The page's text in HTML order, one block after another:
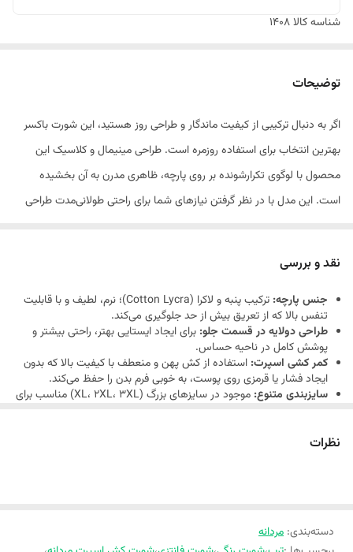
شناسه کالا1408
توضیحات
اگر به دنبال ترکیبی از کیفیت ماندگار و طراحی روز هستید، این شورت باکسر
بهترین انتخاب برای استفاده روزمره است. طراحی مینیمال و کلاسیک این
محصول با لوگوی تکرارشونده بر روی پارچه، ظاهری مدرن به آن بخشیده
است. این مدل با در نظر گرفتن نیازهای شما برای راحتی طولانی‌مدت طراحی
است.
نقد و بررسی
جنس پارچه:
ترکیب پنبه و لاکرا (Cotton Lycra)؛ نرم، لطیف و با قابلیت
تنفس بالا که از تعریق بیش از حد جلوگیری می‌کند.
طراحی دولایه در قسمت جلو: برای ایجاد ایستایی بهتر، راحتی بیشتر و
پوشش کامل در ناحیه حساس.
کمر کشی اسپرت: استفاده از کش پهن و منعطف با کیفیت بالا که بدون
ایجاد فشار یا قرمزی روی پوست، به خوبی فرم بدن را حفظ می‌کند.
سایزبندی متنوع:
موجود در سایزهای بزرگ (XL، 2XL، 3XL) مناسب برای
کشسانی عالی:
نظرات
دسته‌بندی: مردانه